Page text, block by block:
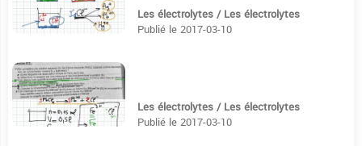
Les électrolytes / Les électrolytes
Publié le 2017-03-10
10:48
Les électrolytes / Les électrolytes
Publié le 2017-03-10